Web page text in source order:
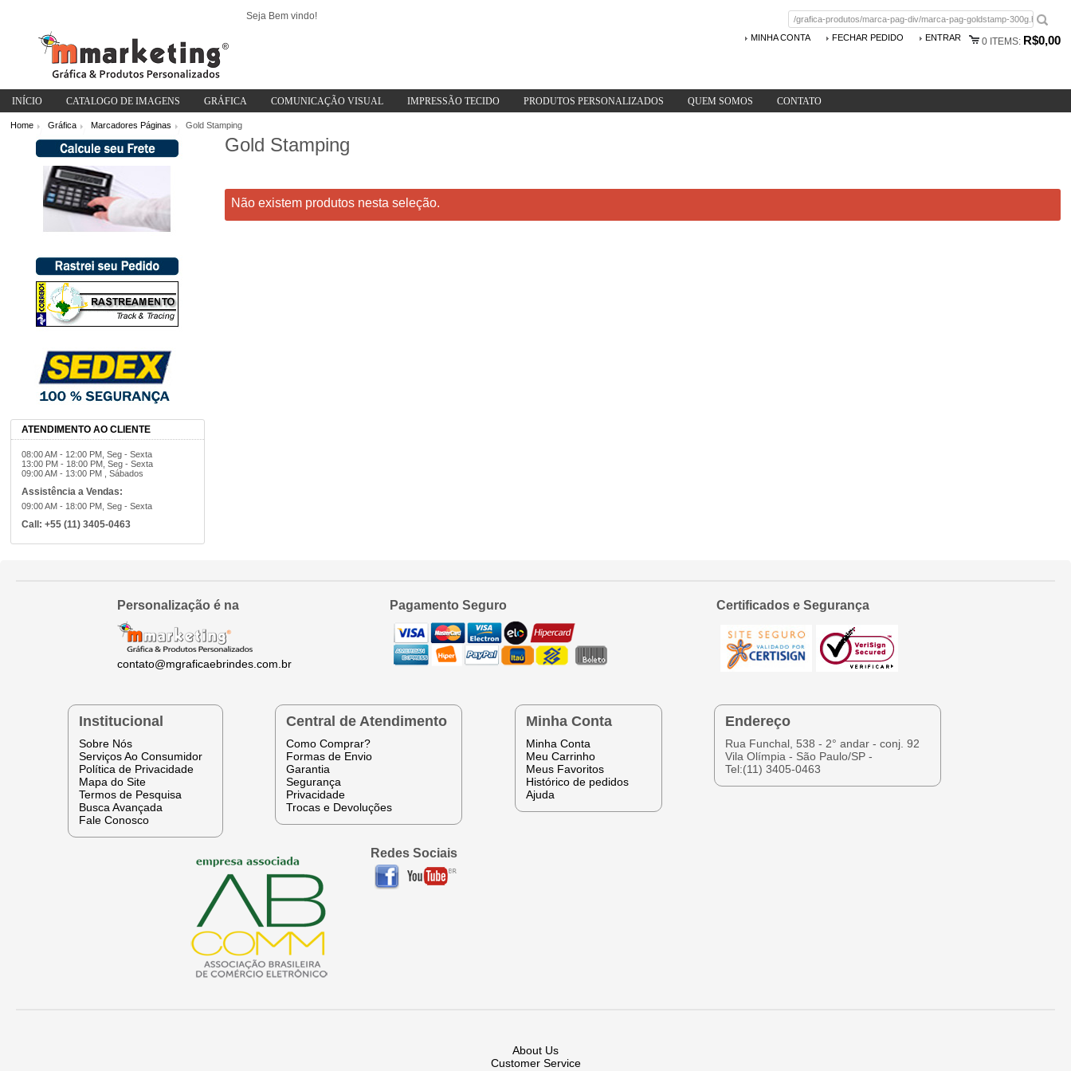
Seja Bem vindo!
0ITEMS: R$0,00
MINHA CONTA FECHAR PEDIDO ENTRAR
INÍCIO CATALOGO DE IMAGENS GRÁFICA COMUNICAÇÃO VISUAL IMPRESSÃO TECIDO PRODUTOS PERSONALIZADOS QUEM SOMOS CONTATO
Home Gráfica Marcadores Páginas Gold Stamping
Gold Stamping
Não existem produtos nesta seleção.
ATENDIMENTO AO CLIENTE
08:00 AM - 12:00 PM, Seg - Sexta
13:00 PM - 18:00 PM, Seg - Sexta
09:00 AM - 13:00 PM , Sábados
Assistência a Vendas:
09:00 AM - 18:00 PM, Seg - Sexta
Call: +55 (11) 3405-0463
Personalização é na
contato@mgraficaebrindes.com.br
Pagamento Seguro Certificados e Segurança
Institucional
Sobre Nós
Serviços Ao Consumidor
Política de Privacidade
Mapa do Site
Termos de Pesquisa
Busca Avançada
Fale Conosco
Central de Atendimento
Como Comprar?
Formas de Envio
Garantia
Segurança
Privacidade
Trocas e Devoluções
Minha Conta
Minha Conta
Meu Carrinho
Meus Favoritos
Histórico de pedidos
Ajuda
Endereço
Rua Funchal, 538 - 2° andar - conj. 92
Vila Olímpia - São Paulo/SP -
Tel:(11) 3405-0463
Redes Sociais
About Us
Customer Service